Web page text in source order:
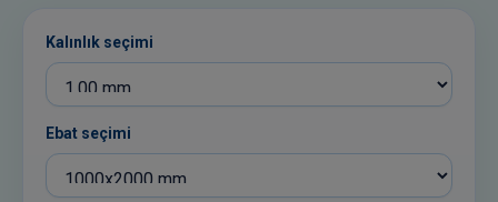
Kalınlık seçimi
Ebat seçimi